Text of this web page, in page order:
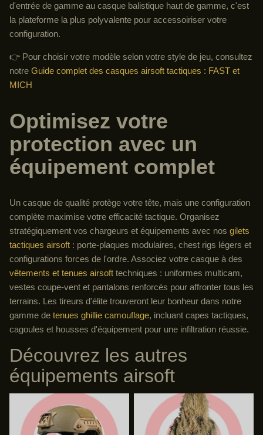
d'entrée de gamme au casque balistique haut de gamme, c'est
la plateforme la plus polyvalente pour accessoiriser votre
configuration.
👉 Pour choisir votre modèle selon votre style de jeu, consultez
notre Guide complet des casques airsoft tactiques : FAST et
MICH
Optimisez votre
protection avec un
équipement complet
Un casque de qualité protège votre tête, mais une configuration
complète maximise votre efficacité tactique. Organisez
stratégiquement vos chargeurs et équipements avec nos gilets
tactiques airsoft : porte-plaques modulaires, chest rigs légers et
configurations forces de l'ordre. Associez votre casque à des
vêtements et tenues airsoft techniques : uniformes multicam,
vestes coupe-vent et pantalons renforcés pour affronter tous les
terrains. Les tireurs d'élite trouveront leur bonheur dans notre
gamme de tenues ghillie camouflage, incluant capes tactiques,
cagoules et housses d'équipement pour une infiltration réussie.
Découvrez les autres
équipements airsoft
Casques Tactiques Airsoft |
Galvion 520g, K6-3, Ratnik,
FMA
Ghillie Suit Airsoft — Tenue de
Camouflage Sniper